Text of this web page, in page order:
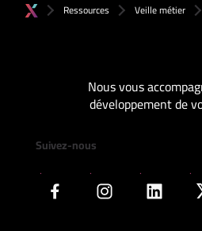
Ressources Veille métier
Nous vous
développement de
Suivez-nous